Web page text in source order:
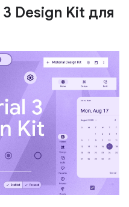
Design Kit для